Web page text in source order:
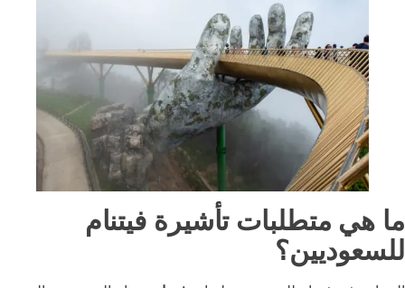
ما هي متطلبات تأشيرة فيتنام
للسعوديين؟